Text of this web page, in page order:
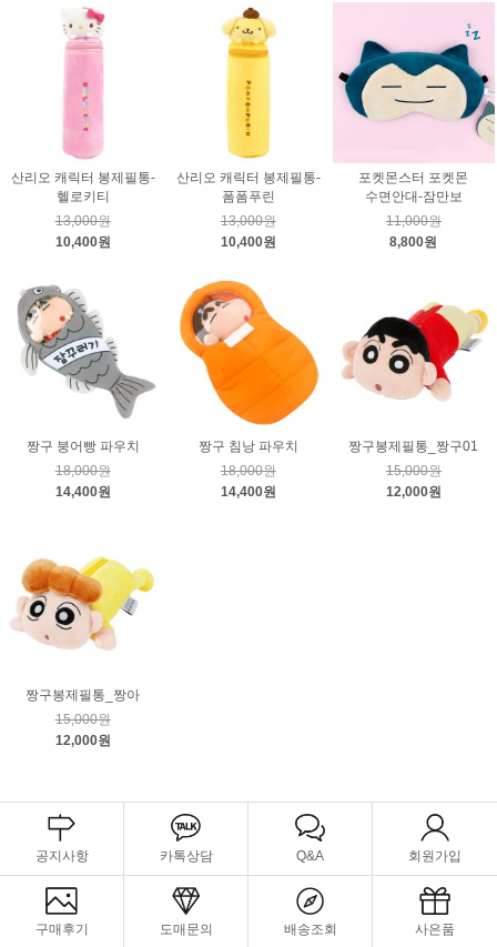
산리오 캐릭터 봉제필통-
헬로키티
13,000원
10,400원
산리오 캐릭터 봉제필통-
폼폼푸린
13,000원
10,400원
포켓몬스터 포켓몬
수면안대-잠만보
11,000원
8,800원
짱구 붕어빵 파우치
18,000원
14,400원
짱구 침낭 파우치
18,000원
14,400원
짱구봉제필통_짱구01
15,000원
12,000원
짱구봉제필통_짱아
15,000원
12,000원
공지사항 카톡상담 Q&A 회원가입
구매후기 도매문의 배송조회 사은품